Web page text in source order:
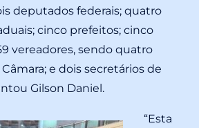
deputados federais; quatro
cinco prefeitos; cinco
vereadores, sendo quatro
e dois secretários de
Gilson Daniel.
“Esta